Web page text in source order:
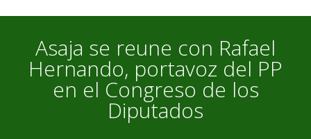
Asaja se reune con Rafael
Hernando, portavoz del PP
en el Congreso de los
Diputados